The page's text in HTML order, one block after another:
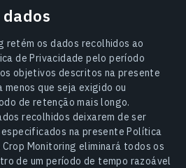
retém os dados recolhidos ao
de Privacidade pelo período
objetivos descritos na presente
que seja exigido ou
de retenção mais longo.
recolhidos deixarem de ser
na presente Política
Crop Monitoring eliminará todos os
de um período de tempo razoável